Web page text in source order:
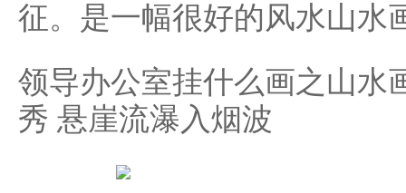
征。是一幅很好的风水山水
领导办公室挂什么画之山水
秀 悬崖流瀑入烟波